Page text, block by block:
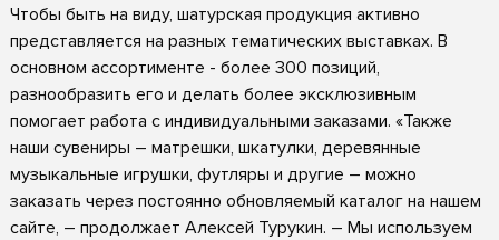
Чтобы быть на виду, шатурская продукция активно
представляется на разных тематических выставках. В
основном ассортименте - более 300 позиций,
разнообразить его и делать более эксклюзивным
помогает работа с индивидуальными заказами. «Также
наши сувениры – матрешки, шкатулки, деревянные
музыкальные игрушки, футляры и другие – можно
заказать через постоянно обновляемый каталог на нашем
сайте, – продолжает Алексей Турукин. – Мы используем